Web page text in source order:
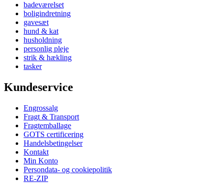
badeværelset
boligindretning
gavesæt
hund & kat
husholdning
personlig pleje
strik & hækling
tasker
Kundeservice
Engrossalg
Fragt & Transport
Fragtemballage
GOTS certificering
Handelsbetingelser
Kontakt
Min Konto
Persondata- og cookiepolitik
RE-ZIP